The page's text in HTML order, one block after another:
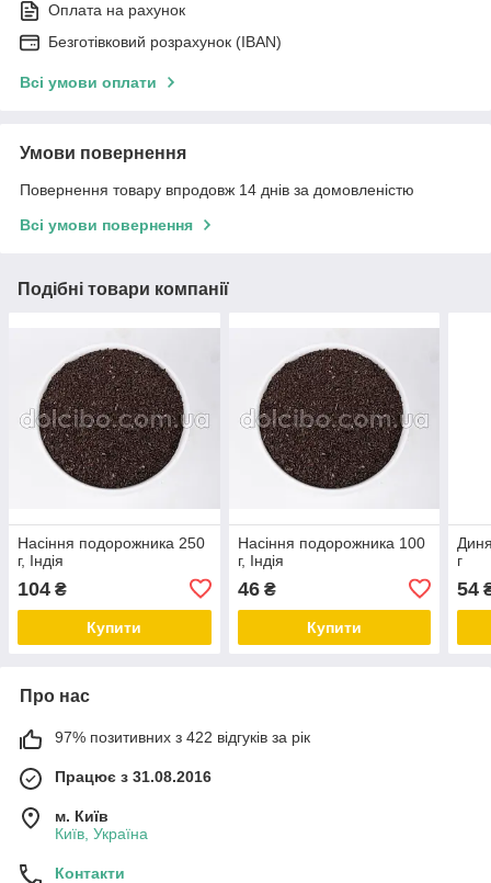
Оплата на рахунок
Безготівковий розрахунок (IBAN)
Всі умови оплати
Умови повернення
Повернення товару впродовж 14 днів за домовленістю
Всі умови повернення
Подібні товари компанії
Насіння подорожника 250
г, Індія
104 ₴
Купити
Насіння подорожника 100
г, Індія
46₴
Купити
г
54
Про нас
97% позитивних з 422 відгуків за рік
Працює з 31.08.2016
м. Київ
Київ, Україна
Контакти